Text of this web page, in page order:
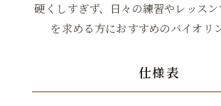
硬くしすぎず、日々の練習やレッス
を求める方におすすめのバイオリ
仕様表